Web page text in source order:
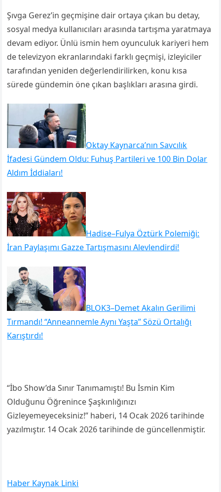
Şıvga Gerez’in geçmişine dair ortaya çıkan bu detay,
sosyal medya kullanıcıları arasında tartışma yaratmaya
devam ediyor. Ünlü ismin hem oyunculuk kariyeri hem
de televizyon ekranlarındaki farklı geçmişi, izleyiciler
tarafından yeniden değerlendirilirken, konu kısa
sürede gündemin öne çıkan başlıkları arasına girdi.
Oktay Kaynarca’nın Savcılık
İfadesi Gündem Oldu: Fuhuş Partileri ve 100 Bin Dolar
Aldım İddiaları!
Hadise–Fulya Öztürk Polemiği:
İran Paylaşımı Gazze Tartışmasını Alevlendirdi!
BLOK3–Demet Akalın Gerilimi
Tırmandı! “Anneannemle Aynı Yaşta” Sözü Ortalığı
Karıştırdı!
“İbo Show’da Sınır Tanımamıştı! Bu İsmin Kim
Olduğunu Öğrenince Şaşkınlığınızı
Gizleyemeyeceksiniz!” haberi, 14 Ocak 2026 tarihinde
yazılmıştır. 14 Ocak 2026 tarihinde de güncellenmiştir.
Haber Kaynak Linki